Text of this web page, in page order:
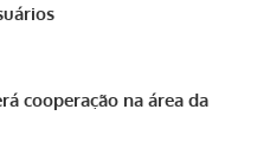
cooperação na área da